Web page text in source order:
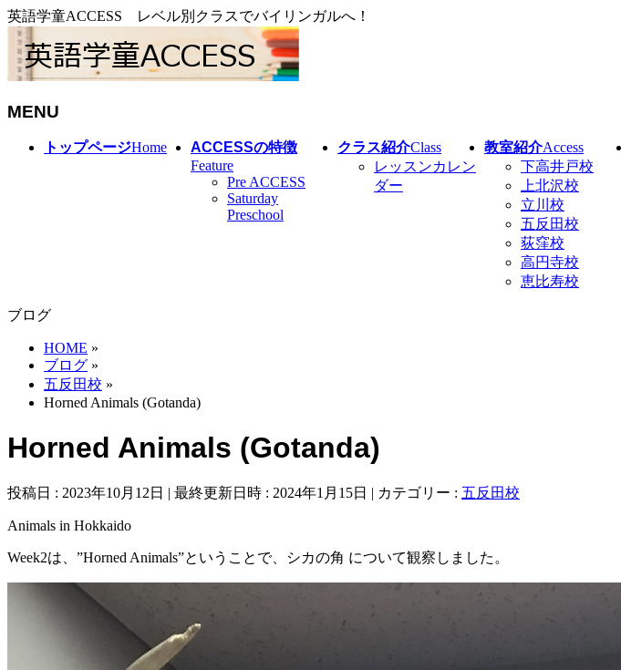
英語学童ACCESS レベル別クラスでバイリンガルへ！
MENU
トップページHome
ACCESSの特徴
Feature
Pre ACCESS
Saturday
Preschool
クラス紹介Class
レッスンカレン
ダー
教室紹介Access
下高井戸校
上北沢校
立川校
五反田校
荻窪校
高円寺校
恵比寿校
ブログ
HOME »
ブログ »
五反田校 »
Horned Animals (Gotanda)
Horned Animals (Gotanda)
投稿日 : 2023年10月12日 最終更新日時 : 2024年1月15日 カテゴリー : 五反田校
Animals in Hokkaido
Week2は、”Horned Animals”ということで、シカの角 について観察しました。